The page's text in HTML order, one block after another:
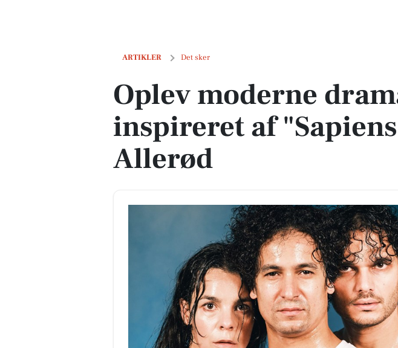
ARTIKLER Det sker
Oplev moderne dramatik inspireret af "Sapiens" i Allerød
Oplev moderne
inspireret af
Allerød